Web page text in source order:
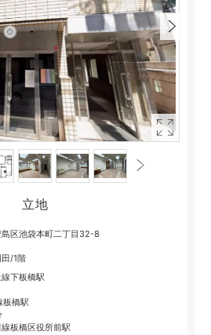
立地
区池袋本町二丁目32-8
田/1階
下板橋駅
板橋駅
板橋区役所前駅